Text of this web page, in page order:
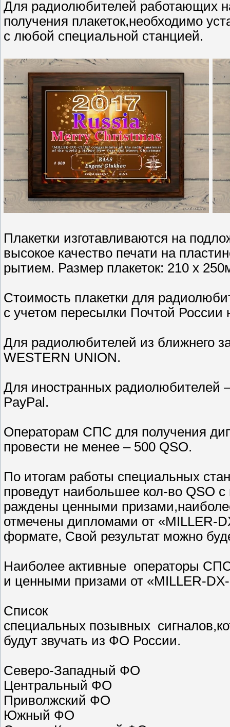
Для радиолюбителей работающих
получения плакеток,необходимо
с любой специальной станцией.
Плакетки изготавливаются на
высокое качество печати на
рытием. Размер плакеток: 210 х
Стоимость плакетки для
с учетом пересылки Почтой России
Для радиолюбителей из ближнего
WESTERN UNION.
Для иностранных радиолюбителей
PayPal.
Операторам СПС для получения
провести не менее – 500 QSO.
По итогам работы специальных
проведут наибольшее кол-во QSO c
раждены ценными
отмечены дипломами от «МILLER-
формате, Свой результат можно
Наиболее активные операторы
и ценными призами от «MILLER-
Cписок
специальных позывных
будут звучать из ФО России.
Северо-Западный ФО
Центральный ФО
Приволжский ФО
Южный ФО